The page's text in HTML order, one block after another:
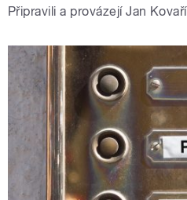
Připravili a provázejí Jan